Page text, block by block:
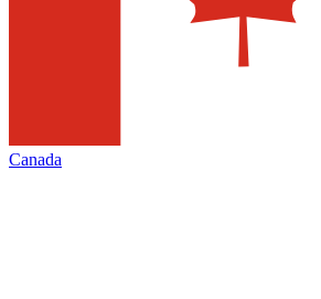
Canada